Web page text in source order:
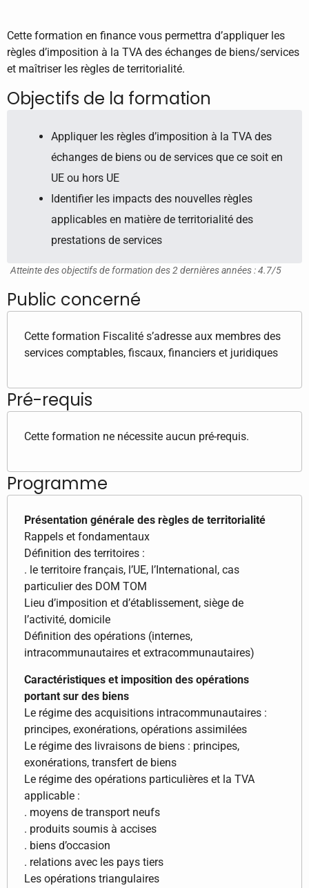
Cette formation en finance vous permettra d’appliquer les
règles d’imposition à la TVA des échanges de biens/services
et maîtriser les règles de territorialité.
Objectifs de la formation
Appliquer les règles d’imposition à la TVA des
échanges de biens ou de services que ce soit en
UE ou hors UE
Identifier les impacts des nouvelles règles
applicables en matière de territorialité des
prestations de services
Atteinte des objectifs de formation des 2 dernières années : 4.7/5
Public concerné
Cette formation Fiscalité s’adresse aux membres des
services comptables, fiscaux, financiers et juridiques
Pré-requis
Cette formation ne nécessite aucun pré-requis.
Programme
Présentation générale des règles de territorialité
Rappels et fondamentaux
Définition des territoires :
. le territoire français, l’UE, l’International, cas
particulier des DOM TOM
Lieu d’imposition et d’établissement, siège de
l’activité, domicile
Définition des opérations (internes,
intracommunautaires et extracommunautaires)
Caractéristiques et imposition des opérations
portant sur des biens
Le régime des acquisitions intracommunautaires :
principes, exonérations, opérations assimilées
Le régime des livraisons de biens : principes,
exonérations, transfert de biens
Le régime des opérations particulières et la TVA
applicable :
. moyens de transport neufs
. produits soumis à accises
. biens d’occasion
. relations avec les pays tiers
Les opérations triangulaires